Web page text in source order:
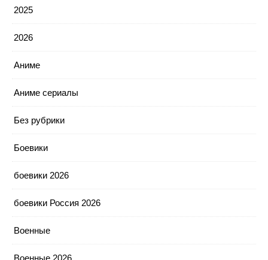
2025
2026
Аниме
Аниме сериалы
Без рубрики
Боевики
боевики 2026
боевики Россия 2026
Военные
Военные 2026